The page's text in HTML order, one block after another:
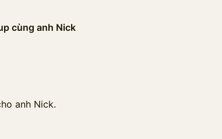
cùng anh Nick
anh Nick.